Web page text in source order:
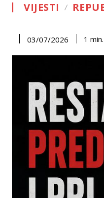
VIJESTI
03/07/2026 1 min.